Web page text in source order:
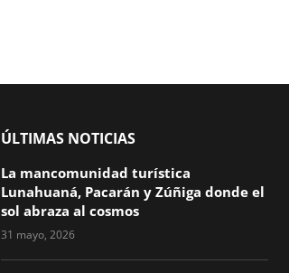
ÚLTIMAS NOTICIAS
La mancomunidad turística
Lunahuaná, Pacarán y Zúñiga donde el
sol abraza al cosmos
31 mayo, 2026